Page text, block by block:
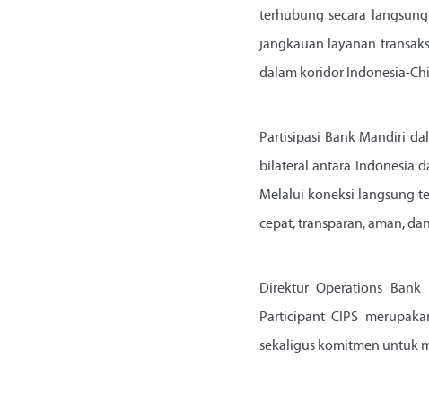
terhubung secara
jangkauan layanan
dalam koridor Indonesia-
Partisipasi Bank Mandiri
bilateral antara Indonesia
Melalui koneksi langsung
cepat, transparan, aman,
Direktur Operations
Participant CIPS
sekaligus komitmen untuk